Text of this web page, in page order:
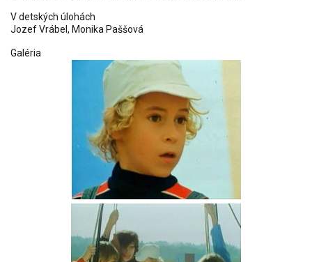
V detských úlohách
Jozef Vrábel , Monika Paššová
Galéria